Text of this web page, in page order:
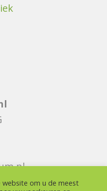
website om u de meest